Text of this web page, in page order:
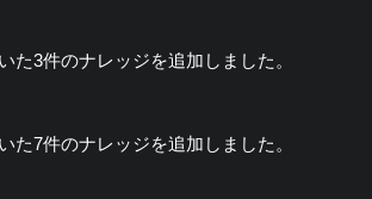
た3件のナレッジを追加しました。
た7件のナレッジを追加しました。